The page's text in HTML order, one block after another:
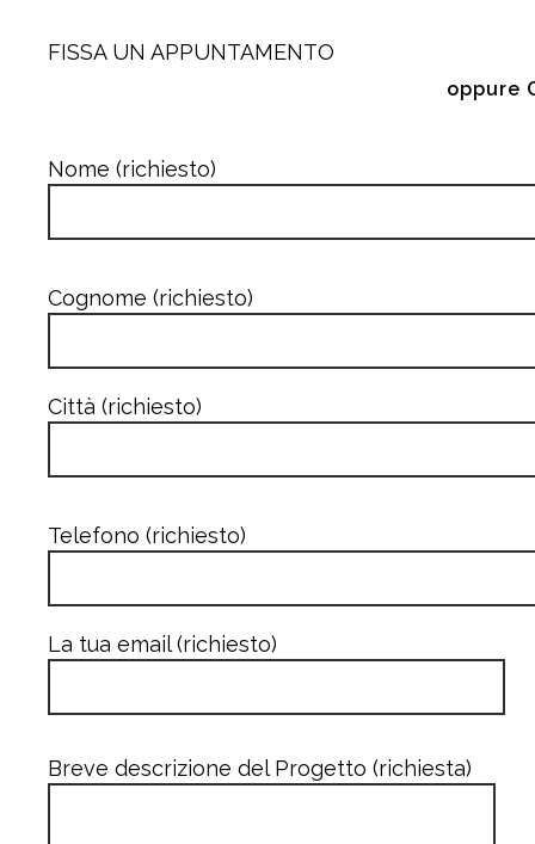
FISSA UN APPUNTAMENTO
oppure
Nome (richiesto)
Cognome (richiesto)
Città (richiesto)
Telefono (richiesto)
La tua email (richiesto)
Breve descrizione del Progetto (richiesta)